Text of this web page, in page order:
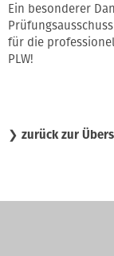
Ein besonderer
für die
PLW!
❯ zurück zur